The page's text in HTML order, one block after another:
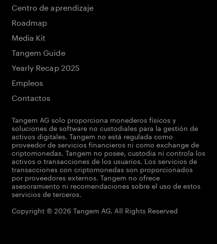
Centro de aprendizaje
Roadmap
Media Kit
Tangem Guide
Yearly Recap 2025
Empleos
Contactos
Tangem AG solo proporciona monederos físicos y
soluciones de software no custodiales para la gestión de
activos digitales. Tangem no está regulada como
proveedor de servicios financieros ni como exchange de
criptomonedas. Tangem no posee, custodia ni controla los
activos o transacciones de los usuarios. Los servicios de
transacciones con criptomonedas son proporcionados
por proveedores externos. Tangem no ofrece
asesoramiento ni recomendaciones sobre el uso de estos
servicios de terceros.